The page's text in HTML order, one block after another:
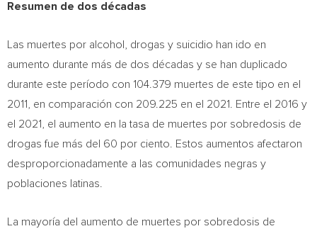
Resumen de dos décadas
Las muertes por alcohol, drogas y suicidio han ido en
aumento durante más de dos décadas y se han duplicado
durante este período con 104.379 muertes de este tipo en el
2011, en comparación con 209.225 en el 2021. Entre el 2016 y
el 2021, el aumento en la tasa de muertes por sobredosis de
drogas fue más del 60 por ciento. Estos aumentos afectaron
desproporcionadamente a las comunidades negras y
poblaciones latinas.
La mayoría del aumento de muertes por sobredosis de